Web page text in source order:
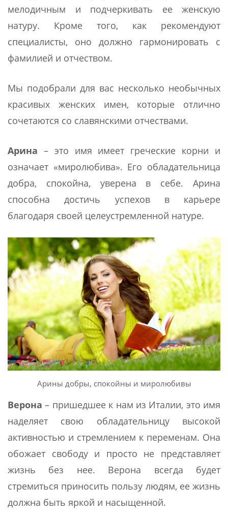
мелодичным и подчеркивать ее женскую
натуру. Кроме того, как рекомендуют
специалисты, оно должно гармонировать с
фамилией и отчеством.
Мы подобрали для вас несколько необычных
красивых женских имен, которые отлично
сочетаются со славянскими отчествами.
Арина – это имя имеет греческие корни и
означает «миролюбива». Его обладательница
добра, спокойна, уверена в себе. Арина
способна достичь успехов в карьере
благодаря своей целеустремленной натуре.
Арины добры, спокойны и миролюбивы
Верона – пришедшее к нам из Италии, это имя
наделяет свою обладательницу высокой
активностью и стремлением к переменам. Она
обожает свободу и просто не представляет
жизнь без нее. Верона всегда будет
стремиться приносить пользу людям, ее жизнь
должна быть яркой и насыщенной.